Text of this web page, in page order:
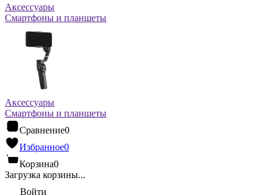
Аксессуары
Смартфоны и планшеты
Аксессуары
Смартфоны и планшеты
Сравнение0
Избранное0
Корзина0
Загрузка корзины...
Войти